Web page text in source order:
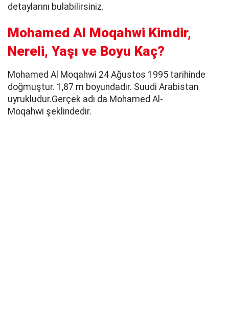
detaylarını bulabilirsiniz.
Mohamed Al Moqahwi Kimdir,
Nereli, Yaşı ve Boyu Kaç?
Mohamed Al Moqahwi 24 Ağustos 1995 tarihinde
doğmuştur. 1,87 m boyundadır. Suudi Arabistan
uyrukludur.Gerçek adı da Mohamed Al-
Moqahwi şeklindedir.